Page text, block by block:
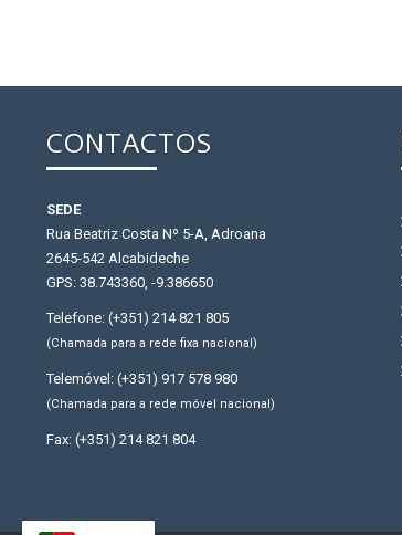
CONTACTOS
SEDE
Rua Beatriz Costa Nº 5-A, Adroana
2645-542 Alcabideche
GPS: 38.743360, -9.386650
Telefone: (+351) 214 821 805
(Chamada para a rede fixa nacional)
Telemóvel: (+351) 917 578 980
(Chamada para a rede móvel nacional)
Fax: (+351) 214 821 804